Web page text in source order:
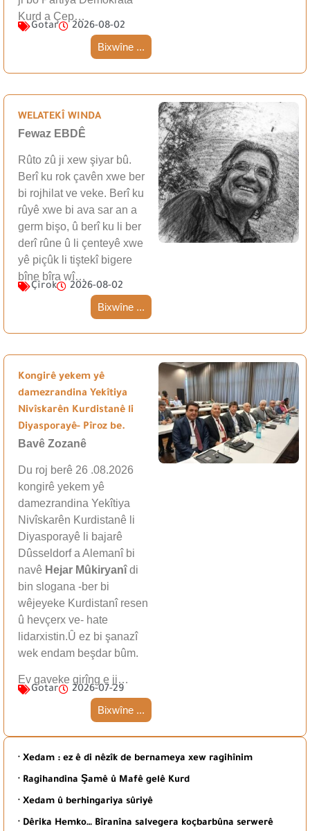
Kurd a Çep…
Gotar 2026-08-02
Bixwîne ...
WELATEKÎ WINDA
Fewaz EBDÊ
Rûto zû ji xew şiyar bû.
Berî ku rok çavên xwe ber
bi rojhilat ve veke. Berî ku
rûyê xwe bi ava sar an a
germ bişo, û berî ku li ber
derî rûne û li çenteyê xwe
yê piçûk li tiştekî bigere
bîne bîra wî…
Çîrok 2026-08-02
Bixwîne ...
Kongirê yekem yê
damezrandina Yekîtiya
Nivîskarên Kurdistanê li
Diyasporayê- Pîroz be.
Bavê Zozanê
Du roj berê 26 .08.2026
kongirê yekem yê
damezrandina Yekîtiya
Nivîskarên Kurdistanê li
Diyasporayê li bajarê
Dûsseldorf a Alemanî bi
navê Hejar Mûkiryanîdi
bin slogana -ber bi
wêjeyeke Kurdistanî resen
û hevçerx ve- hate
lidarxistin.Û ez bi şanazî
wek endam beşdar bûm.
Ev gaveke girîng e ji…
Gotar 2026-07-29
Bixwîne ...
· Xedam : ez ê di nêzîk de bernameya xew ragihînim
· Ragihandina Şamê û Mafê gelê Kurd
· Xedam û berhingariya sûriyê
· Dêrika Hemko… Bîranîna salvegera koçbarbûna serwerê